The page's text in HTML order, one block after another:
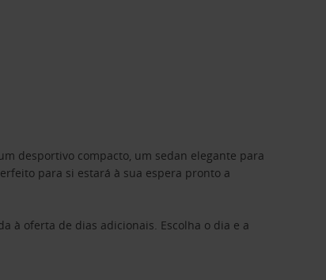
desportivo compacto, um sedan elegante para
para si estará à sua espera pronto a
à oferta de dias adicionais. Escolha o dia e a